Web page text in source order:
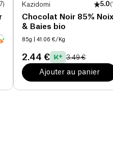
) Kazidomi 5.0(
Chocolat Noir 85% Noix
& Baies bio
85g | 41.06 €/Kg
2.44 € 3.49 €
Ajouter au panier